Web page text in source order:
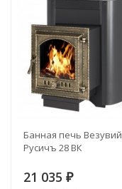
Банная печь Везувий
Русичъ 28 ВК
21 035 ₽